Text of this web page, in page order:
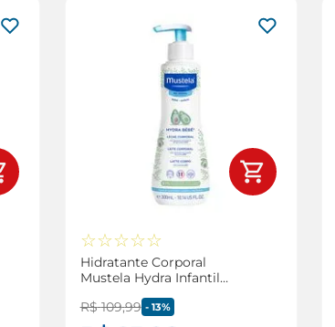
☆☆☆☆☆
Hidratante Corporal
Mustela Hydra Infantil
R$ 109,99 - 13%